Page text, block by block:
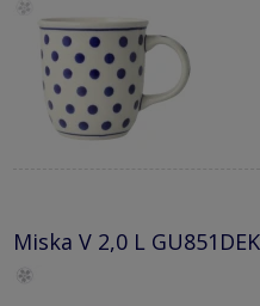
Miska V 2,0 L